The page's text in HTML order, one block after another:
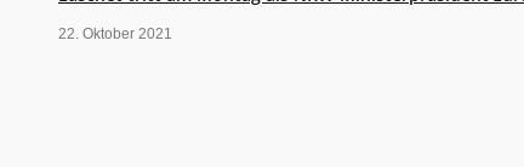
22. Oktober 2021